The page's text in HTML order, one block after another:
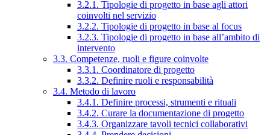
3.2.1. Tipologie di progetto in base agli attori
coinvolti nel servizio
3.2.2. Tipologie di progetto in base al focus
3.2.3. Tipologie di progetto in base all’ambito di
intervento
3.3. Competenze, ruoli e figure coinvolte
3.3.1. Coordinatore di progetto
3.3.2. Definire ruoli e responsabilità
3.4. Metodo di lavoro
3.4.1. Definire processi, strumenti e rituali
3.4.2. Curare la documentazione di progetto
3.4.3. Organizzare tavoli tecnici collaborativi